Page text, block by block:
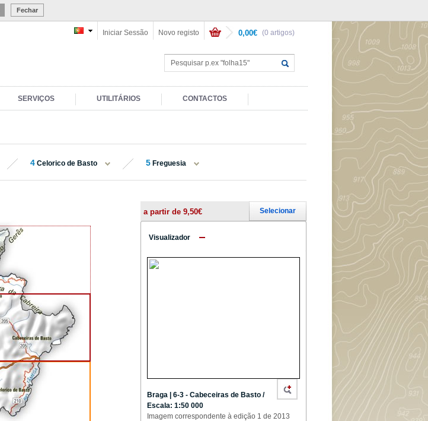
Fechar
(0 artigos)
0,00€
Novo registo
Iniciar Sessão
SERVIÇOS UTILITÁRIOS CONTACTOS
4 Celorico de Basto 5 Freguesia
a partir de 9,50€ Selecionar
Visualizador
Braga | 6-3 - Cabeceiras de Basto /
Escala: 1:50 000
Imagem correspondente à edição 1 de 2013